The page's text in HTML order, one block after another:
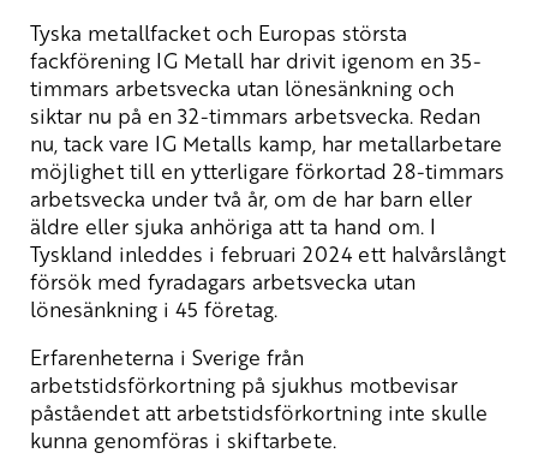
Tyska metallfacket och Europas största
fackförening IG Metall har drivit igenom en 35-
timmars arbetsvecka utan lönesänkning och
siktar nu på en 32-timmars arbetsvecka. Redan
nu, tack vare IG Metalls kamp, har metallarbetare
möjlighet till en ytterligare förkortad 28-timmars
arbetsvecka under två år, om de har barn eller
äldre eller sjuka anhöriga att ta hand om. I
Tyskland inleddes i februari 2024 ett halvårslångt
försök med fyradagars arbetsvecka utan
lönesänkning i 45 företag.
Erfarenheterna i Sverige från
arbetstidsförkortning på sjukhus motbevisar
påståendet att arbetstidsförkortning inte skulle
kunna genomföras i skiftarbete.